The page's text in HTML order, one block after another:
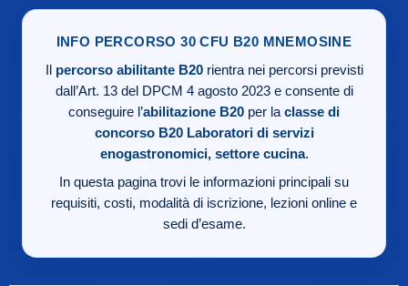
INFO PERCORSO 30 CFU B20 MNEMOSINE
percorso abilitante B20rientra nei percorsi previsti
dall’Art. 13 del DPCM 4 agosto 2023 e consente di
conseguire l’abilitazione B20 per la classe di
concorso B20 Laboratori di servizi
enogastronomici, settore cucina.
In questa pagina trovi le informazioni principali su
requisiti, costi, modalità di iscrizione, lezioni online e
sedi d’esame.